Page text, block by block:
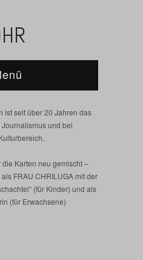
ist seit über 20 Jahren das
Journalismus und bei
Karten neu gemischt –
FRAU CHRILUGA mit der
(für Kinder) und als
(für Erwachsene)